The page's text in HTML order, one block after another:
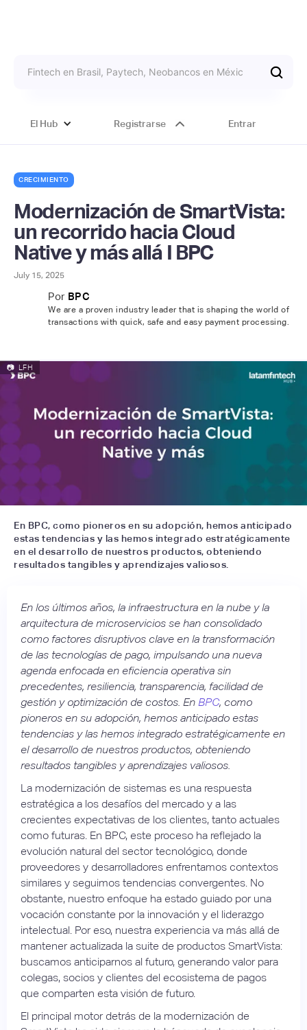
El Hub Registrarse Entrar
CRECIMIENTO
Modernización de SmartVista:
un recorrido hacia Cloud
Native y más allá I BPC
July 15, 2025
Por BPC
We are a proven industry leader that is shaping the world of
transactions with quick, safe and easy payment processing.
📷 LFH
En BPC, como pioneros en su adopción, hemos anticipado
estas tendencias y las hemos integrado estratégicamente
en el desarrollo de nuestros productos, obteniendo
resultados tangibles y aprendizajes valiosos.
En los últimos años, la infraestructura en la nube y la
arquitectura de microservicios se han consolidado
como factores disruptivos clave en la transformación
de las tecnologías de pago, impulsando una nueva
agenda enfocada en eficiencia operativa sin
precedentes, resiliencia, transparencia, facilidad de
gestión y optimización de costos. En BPC, como
pioneros en su adopción, hemos anticipado estas
tendencias y las hemos integrado estratégicamente en
el desarrollo de nuestros productos, obteniendo
resultados tangibles y aprendizajes valiosos.
La modernización de sistemas es una respuesta
estratégica a los desafíos del mercado y a las
crecientes expectativas de los clientes, tanto actuales
como futuras. En BPC, este proceso ha reflejado la
evolución natural del sector tecnológico, donde
proveedores y desarrolladores enfrentamos contextos
similares y seguimos tendencias convergentes. No
obstante, nuestro enfoque ha estado guiado por una
vocación constante por la innovación y el liderazgo
intelectual. Por eso, nuestra experiencia va más allá de
mantener actualizada la suite de productos SmartVista:
buscamos anticiparnos al futuro, generando valor para
colegas, socios y clientes del ecosistema de pagos
que comparten esta visión de futuro.
El principal motor detrás de la modernización de